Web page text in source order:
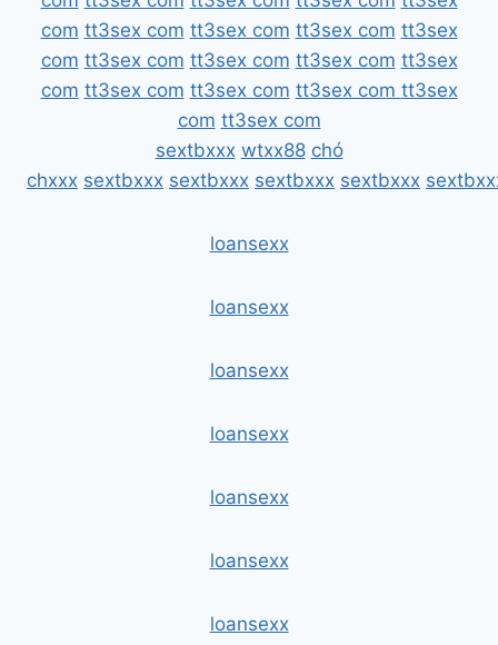
com tt3sex com tt3sex com tt3sex com tt3sex
com tt3sex com tt3sex com tt3sex com tt3sex
com tt3sex com tt3sex com tt3sex com tt3sex
com tt3sex com
sextbxxx wtxx88 chó
chxxx sextbxxx sextbxxx sextbxxx sextbxxx
loansexx
loansexx
loansexx
loansexx
loansexx
loansexx
loansexx